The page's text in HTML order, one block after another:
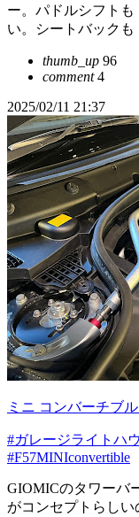
ー。パドルシフト
い。シートバック
thumb_up 96
comment4
2025/02/11 21:37
ミニ コンバーチブ
#ガレージライトハ
#F57MINIconvertible
GIOMICのタワーバ
がコンセプトらしい